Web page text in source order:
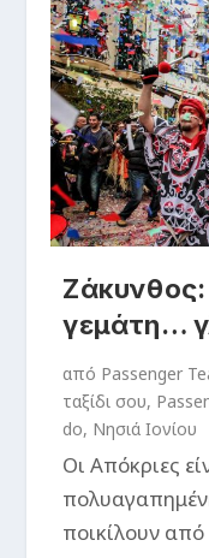
Ζάκυνθος:
γεμάτη…
από Passenger
ταξίδι σου,
do, Νησιά Ιονίου
Οι Απόκριες
ποικίλουν